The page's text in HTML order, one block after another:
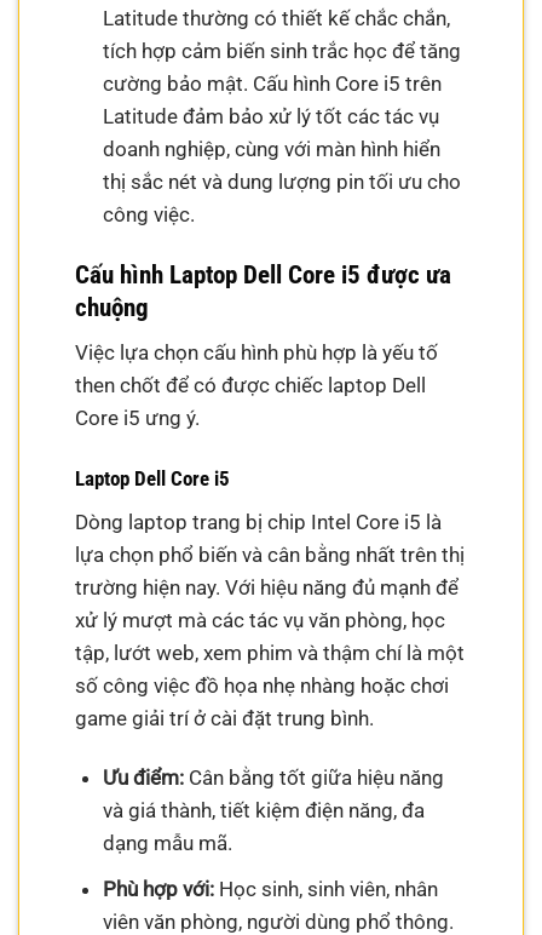
Latitude thường có thiết kế chắc chắn,
tích hợp cảm biến sinh trắc học để tăng
cường bảo mật. Cấu hình Core i5 trên
Latitude đảm bảo xử lý tốt các tác vụ
doanh nghiệp, cùng với màn hình hiển
thị sắc nét và dung lượng pin tối ưu cho
công việc.
Cấu hình Laptop Dell Core i5 được ưa
chuộng
Việc lựa chọn cấu hình phù hợp là yếu tố
then chốt để có được chiếc laptop Dell
Core i5 ưng ý.
Laptop Dell Core i5
Dòng laptop trang bị chip Intel Core i5 là
lựa chọn phổ biến và cân bằng nhất trên thị
trường hiện nay. Với hiệu năng đủ mạnh để
xử lý mượt mà các tác vụ văn phòng, học
tập, lướt web, xem phim và thậm chí là một
số công việc đồ họa nhẹ nhàng hoặc chơi
game giải trí ở cài đặt trung bình.
Ưu điểm:Cân bằng tốt giữa hiệu năng
và giá thành, tiết kiệm điện năng, đa
dạng mẫu mã.
Phù hợp với:Học sinh, sinh viên, nhân
viên văn phòng, người dùng phổ thông.